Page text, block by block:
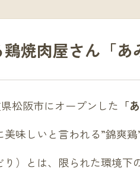
焼肉屋さん「あ
松阪市にオープンした 「
味しいと言われる”錦爽鶏
）とは、限られた環境